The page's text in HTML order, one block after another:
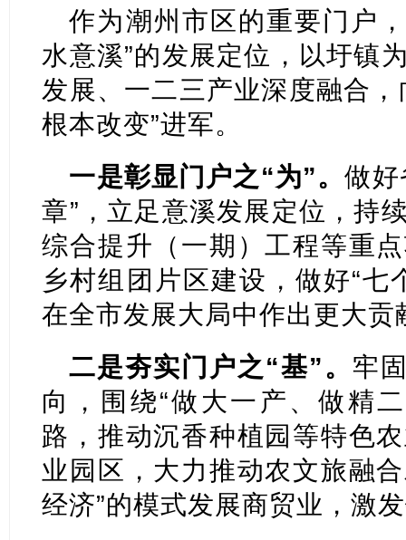
作为潮州市区的重要门户
水意溪”的发展定位，以圩镇
发展、一二三产业深度融合
根本改变”进军。
一是彰显门户之“为”。做好
章”，立足意溪发展定位，持
综合提升（一期）工程等重
乡村组团片区建设，做好“七
在全市发展大局中作出更大
二是夯实门户之“基”。牢
向，围绕“做大一产、做精
路，推动沉香种植园等特色
业园区，大力推动农文旅融
经济”的模式发展商贸业，激